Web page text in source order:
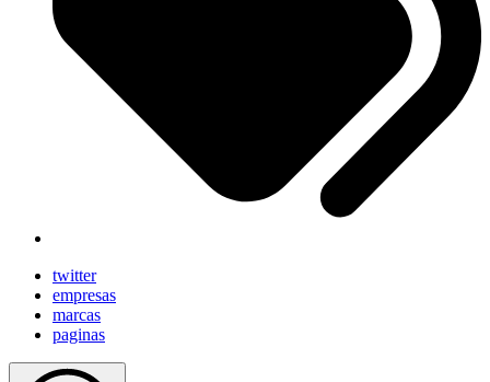
twitter
empresas
marcas
paginas